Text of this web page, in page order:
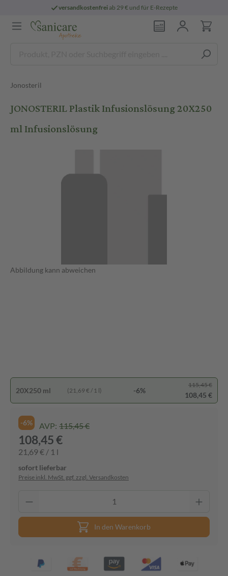
versandkostenfreiab 29 € und für E-Rezepte
Jonosteril
JONOSTERIL Plastik Infusionslösung 20X250
ml Infusionslösung
Abbildung kann abweichen
20X250 ml (21,69 € / 1 l) -6%
115,45 €
108,45 €
-6% AVP: 115,45 €
108,45 €
21,69 € / 1 l
sofort lieferbar
Preise inkl. MwSt. ggf. zzgl. Versandkosten
In den Warenkorb